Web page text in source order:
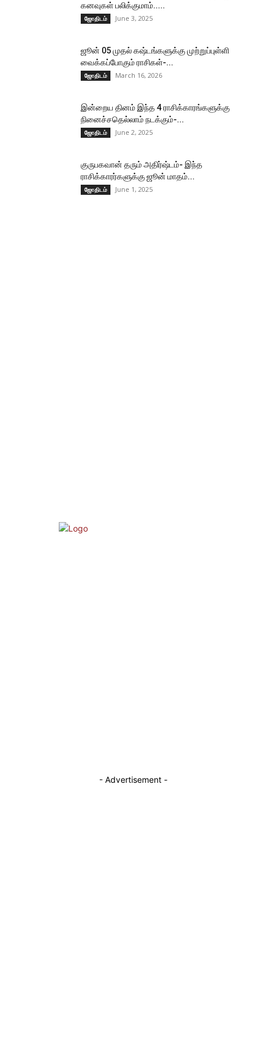
கனவுகள் பலிக்குமாம்.....
ஜோதிடம் June 3, 2025
ஜூன் 05 முதல் கஷ்டங்களுக்கு முற்றுப்புள்ளி
வைக்கப்போகும் ராசிகள்-...
ஜோதிடம் March 16, 2026
இன்றைய தினம் இந்த 4 ராசிக்காரங்களுக்கு
நினைச்சதெல்லாம் நடக்கும்-...
ஜோதிடம் June 2, 2025
குருபகவான் தரும் அதிர்ஷ்டம்- இந்த
ராசிக்காரர்களுக்கு ஜூன் மாதம்...
ஜோதிடம் June 1, 2025
- Advertisement -